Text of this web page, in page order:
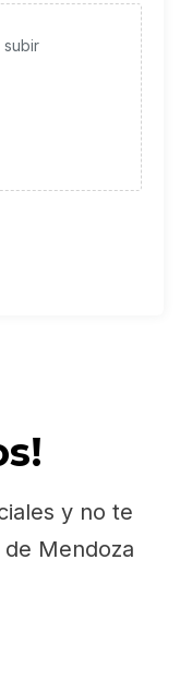
subir
y no te
Mendoza